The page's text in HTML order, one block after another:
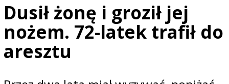
Dusił żonę i groził jej
nożem. 72-latek trafił do
aresztu